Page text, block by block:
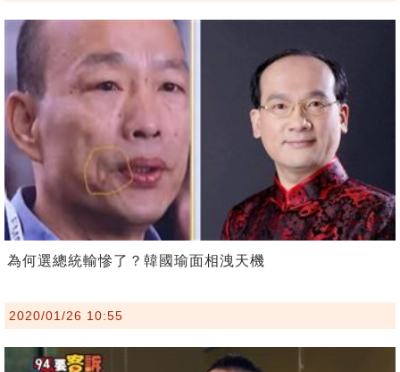
為何選總統輸慘了？韓國瑜面相洩天機
2020/01/26 10:55